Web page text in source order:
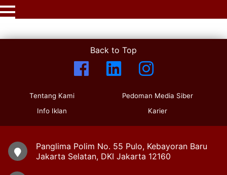
Back to Top
Tentang Kami
Info Iklan
Pedoman Media Siber
Karier
Panglima Polim No. 55 Pulo, Kebayoran Baru
Jakarta Selatan, DKI Jakarta 12160